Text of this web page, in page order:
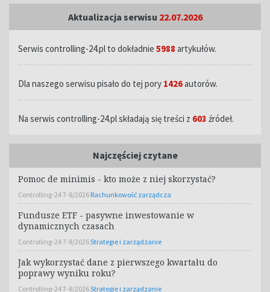
Aktualizacja serwisu 22.07.2026
Serwis controlling-24.pl to dokładnie 5988 artykułów.
Dla naszego serwisu pisało do tej pory 1426autorów.
Na serwis controlling-24.pl składają się treści z 603 źródeł.
Najczęściej czytane
Pomoc de minimis - kto może z niej skorzystać?
Controlling-24 7-8/2026 Rachunkowość zarządcza
Fundusze ETF - pasywne inwestowanie w
dynamicznych czasach
Controlling-24 7-8/2026Strategie i zarządzanie
Jak wykorzystać dane z pierwszego kwartału do
poprawy wyniku roku?
Controlling-24 7-8/2026Strategie i zarządzanie